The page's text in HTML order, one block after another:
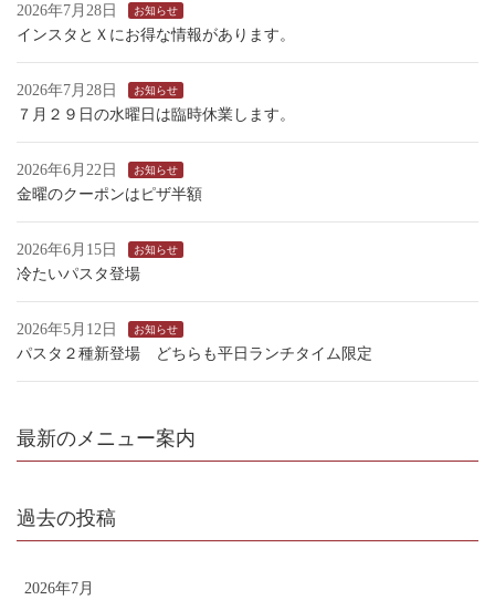
2026年7月28日 お知らせ
インスタとＸにお得な情報があります。
2026年7月28日 お知らせ
７月２９日の水曜日は臨時休業します。
2026年6月22日 お知らせ
金曜のクーポンはピザ半額
2026年6月15日 お知らせ
冷たいパスタ登場
2026年5月12日 お知らせ
パスタ２種新登場 どちらも平日ランチタイム限定
最新のメニュー案内
過去の投稿
2026年7月